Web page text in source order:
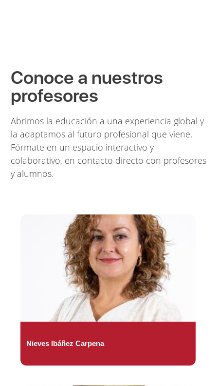
Conoce a nuestros
profesores
Abrimos la educación a una experiencia global y
la adaptamos al futuro profesional que viene.
Fórmate en un espacio interactivo y
colaborativo, en contacto directo con profesores
y alumnos.
Nieves Ibáñez Carpena